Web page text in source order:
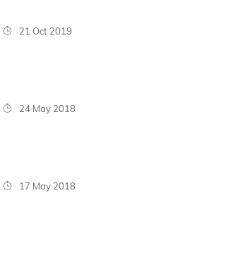
21 Oct 2019
24 May 2018
17 May 2018